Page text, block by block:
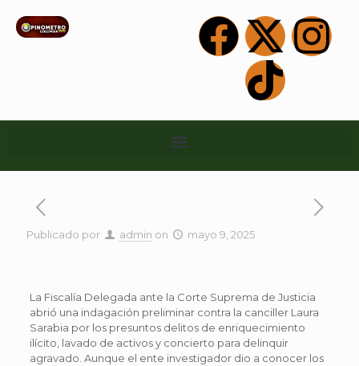
Publicado por admin on mayo 9, 2025
La Fiscalía Delegada ante la Corte Suprema de Justicia
abrió una indagación preliminar contra la canciller Laura
Sarabia por los presuntos delitos de enriquecimiento
ilícito, lavado de activos y concierto para delinquir
agravado. Aunque el ente investigador dio a conocer los